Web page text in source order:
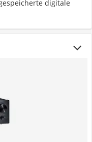
digitale